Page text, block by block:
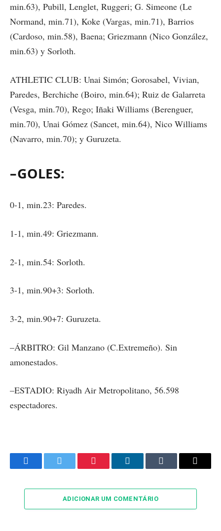
min.63), Pubill, Lenglet, Ruggeri; G. Simeone (Le
Normand, min.71), Koke (Vargas, min.71), Barrios
(Cardoso, min.58), Baena; Griezmann (Nico González,
min.63) y Sorloth.
ATHLETIC CLUB: Unai Simón; Gorosabel, Vivian,
Paredes, Berchiche (Boiro, min.64); Ruiz de Galarreta
(Vesga, min.70), Rego; Iñaki Williams (Berenguer,
min.70), Unai Gómez (Sancet, min.64), Nico Williams
(Navarro, min.70); y Guruzeta.
–GOLES:
0-1, min.23: Paredes.
1-1, min.49: Griezmann.
2-1, min.54: Sorloth.
3-1, min.90+3: Sorloth.
3-2, min.90+7: Guruzeta.
–ÁRBITRO: Gil Manzano (C.Extremeño). Sin
amonestados.
–ESTADIO: Riyadh Air Metropolitano, 56.598
espectadores.
FacebookTwitter Pinterest LinkedInTumblr Email
ADICIONAR UM COMENTÁRIO